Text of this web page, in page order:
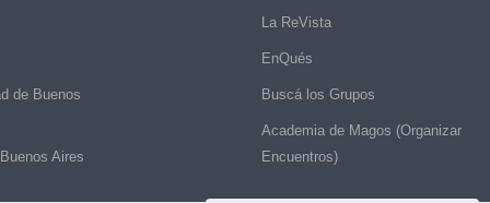
de Buenos
Aires
La ReVista
EnQués
Buscá los Grupos
Academia de Magos (Organizar
Encuentros)